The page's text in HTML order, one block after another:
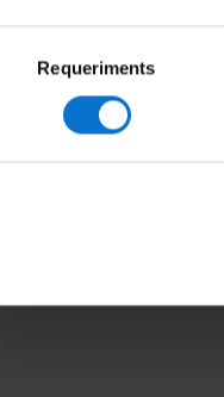
Requeriments